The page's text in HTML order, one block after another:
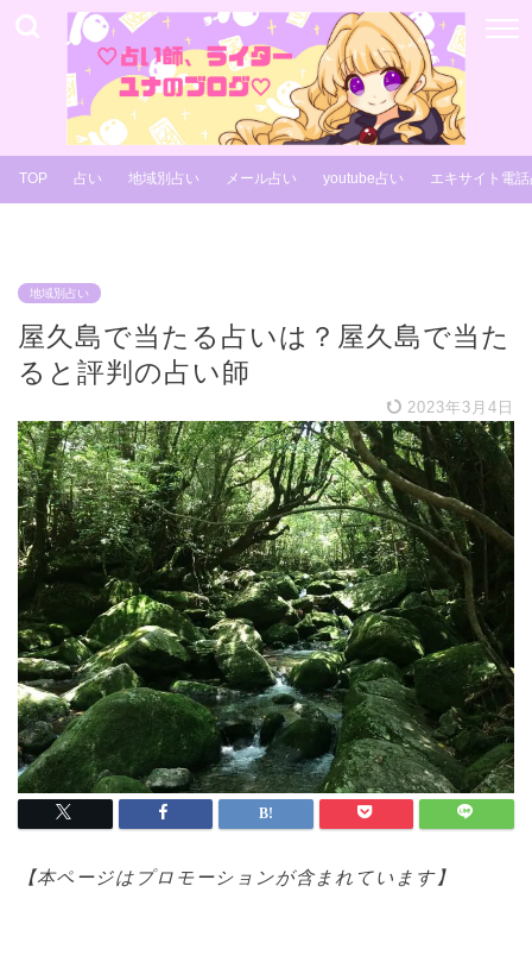
TOP 占い 地域別占い メール占い youtube占い エキサイト電
地域別占い
屋久島で当たる占いは？屋久島で当た
ると評判の占い師
2023年3月4日
【本ページはプロモーションが含まれています】